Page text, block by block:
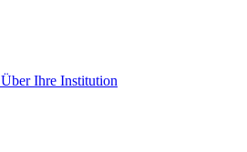
Über Ihre Institution